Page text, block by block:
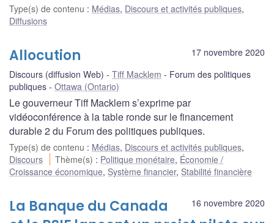
Type(s) de contenu : Médias, Discours et activités publiques,
Diffusions
17 novembre 2020
Allocution
Discours (diffusion Web) Tiff Macklem
Forum des politiques
publiques
Ottawa (Ontario)
Le gouverneur Tiff Macklem s’exprime par
vidéoconférence à la table ronde sur le financement
durable 2 du Forum des politiques publiques.
Type(s) de contenu : Médias, Discours et activités publiques,
Discours
Thème(s) : Politique monétaire, Économie /
Croissance économique, Système financier, Stabilité financière
16 novembre 2020
La Banque du Canada